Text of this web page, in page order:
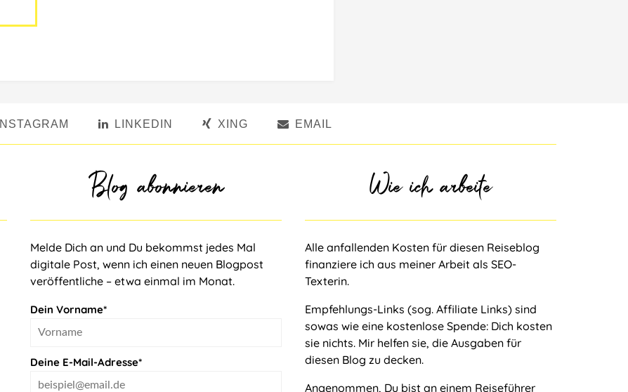
Blog abonnieren
Melde Dich an und Du bekommst jedes Mal
digitale Post, wenn ich einen neuen Blogpost
veröffentliche – etwa einmal im Monat.
Dein Vorname*
Deine E-Mail-Adresse*
Wie ich arbeite
Alle anfallenden Kosten für diesen Reiseblog
finanziere ich aus meiner Arbeit als SEO-
Texterin.
Empfehlungs-Links (sog. Affiliate Links) sind
sowas wie eine kostenlose Spende: Dich kosten
sie nichts. Mir helfen sie, die Ausgaben für
diesen Blog zu decken.
Angenommen, Du bist an einem Reiseführer
INSTAGRAM LINKEDIN XING EMAIL